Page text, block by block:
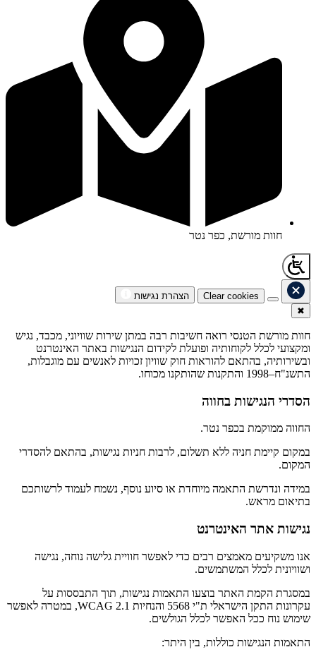
חוות מורשת, כפר נטר
Clear cookies
הצהרת נגישות
✖
חוות מורשת הטנסי רואה חשיבות רבה במתן שירות שוויוני, מכבד, נגיש
ומקצועי לכלל לקוחותיה ופועלת לקידום הנגישות באתר האינטרנט
ובשירותיה, בהתאם להוראות חוק שוויון זכויות לאנשים עם מוגבלות,
התשנ"ח–1998 והתקנות שהותקנו מכוחו.
הסדרי הנגישות בחווה
החווה ממוקמת בכפר נטר.
במקום קיימת חניה ללא תשלום, לרבות חניות נגישות, בהתאם להסדרי
המקום.
במידה ונדרשת התאמה מיוחדת או סיוע נוסף, נשמח לעמוד לרשותכם
בתיאום מראש.
נגישות אתר האינטרנט
אנו משקיעים מאמצים רבים כדי לאפשר חוויית גלישה נוחה, נגישה
ושוויונית לכלל המשתמשים.
במסגרת הקמת האתר בוצעו התאמות נגישות, תוך התבססות על
עקרונות התקן הישראלי ת"י 5568 והנחיות WCAG 2.1, במטרה לאפשר
שימוש נוח ככל האפשר לכלל הגולשים.
התאמות הנגישות כוללות, בין היתר: